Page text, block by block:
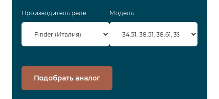
Производитель реле Модель
Подобрать аналог